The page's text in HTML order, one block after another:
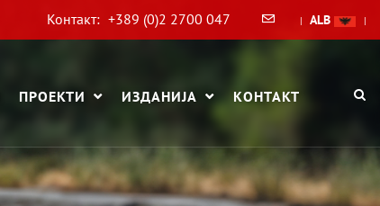
Контакт: +389 (0)2 2700 047 | ALB |
ПРОЕКТИ ИЗДАНИЈА КОНТАКТ